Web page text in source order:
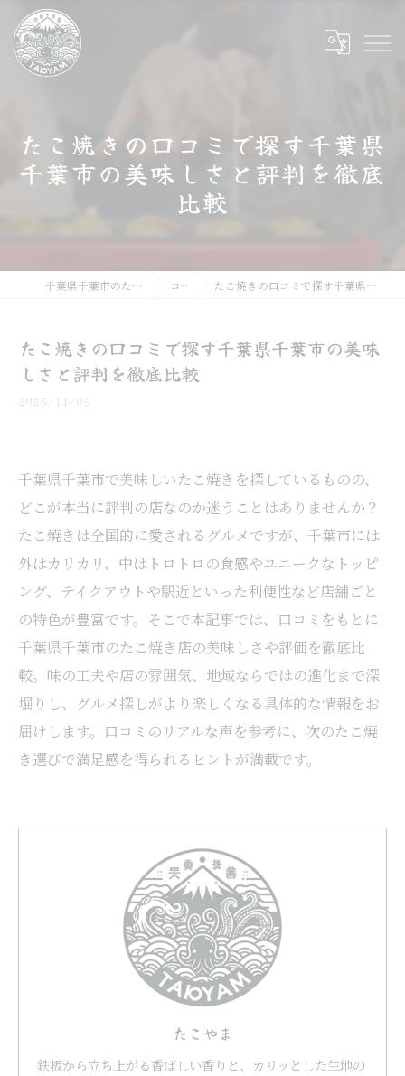
たこ焼きの口コミで探す千葉県
千葉市の美味しさと評判を徹底
比較
千葉県千葉市のたこ焼きならたこやま コラム たこ焼きの口コミで探す千葉県千葉市の美味しさと評判を徹底比較
たこ焼きの口コミで探す千葉県千葉市の美味
しさと評判を徹底比較
2025/11/05
千葉県千葉市で美味しいたこ焼きを探しているものの、
どこが本当に評判の店なのか迷うことはありませんか？
たこ焼きは全国的に愛されるグルメですが、千葉市には
外はカリカリ、中はトロトロの食感やユニークなトッピ
ング、テイクアウトや駅近といった利便性など店舗ごと
の特色が豊富です。そこで本記事では、口コミをもとに
千葉県千葉市のたこ焼き店の美味しさや評価を徹底比
較。味の工夫や店の雰囲気、地域ならではの進化まで深
堀りし、グルメ探しがより楽しくなる具体的な情報をお
届けします。口コミのリアルな声を参考に、次のたこ焼
き選びで満足感を得られるヒントが満載です。
たこやま
鉄板から立ち上がる香ばしい香りと、カリッとした生地の